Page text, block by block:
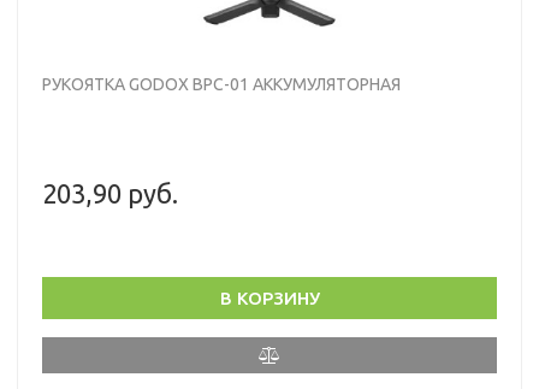
РУКОЯТКА GODOX BPC-01 АККУМУЛЯТОРНАЯ
203,90 руб.
В КОРЗИНУ